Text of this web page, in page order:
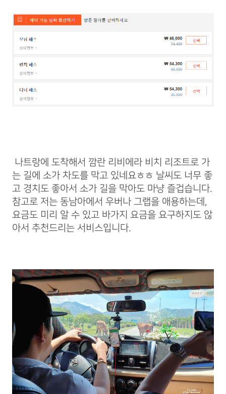
나트랑에 도착해서 깜란 리비에라 비치 리조트로 가
는 길에 소가 차도를 막고 있네요ㅎㅎ 날씨도 너무 좋
고 경치도 좋아서 소가 길을 막아도 마냥 즐겁습니다.
참고로 저는 동남아에서 우버나 그랩을 애용하는데,
요금도 미리 알 수 있고 바가지 요금을 요구하지도 않
아서 추천드리는 서비스입니다.